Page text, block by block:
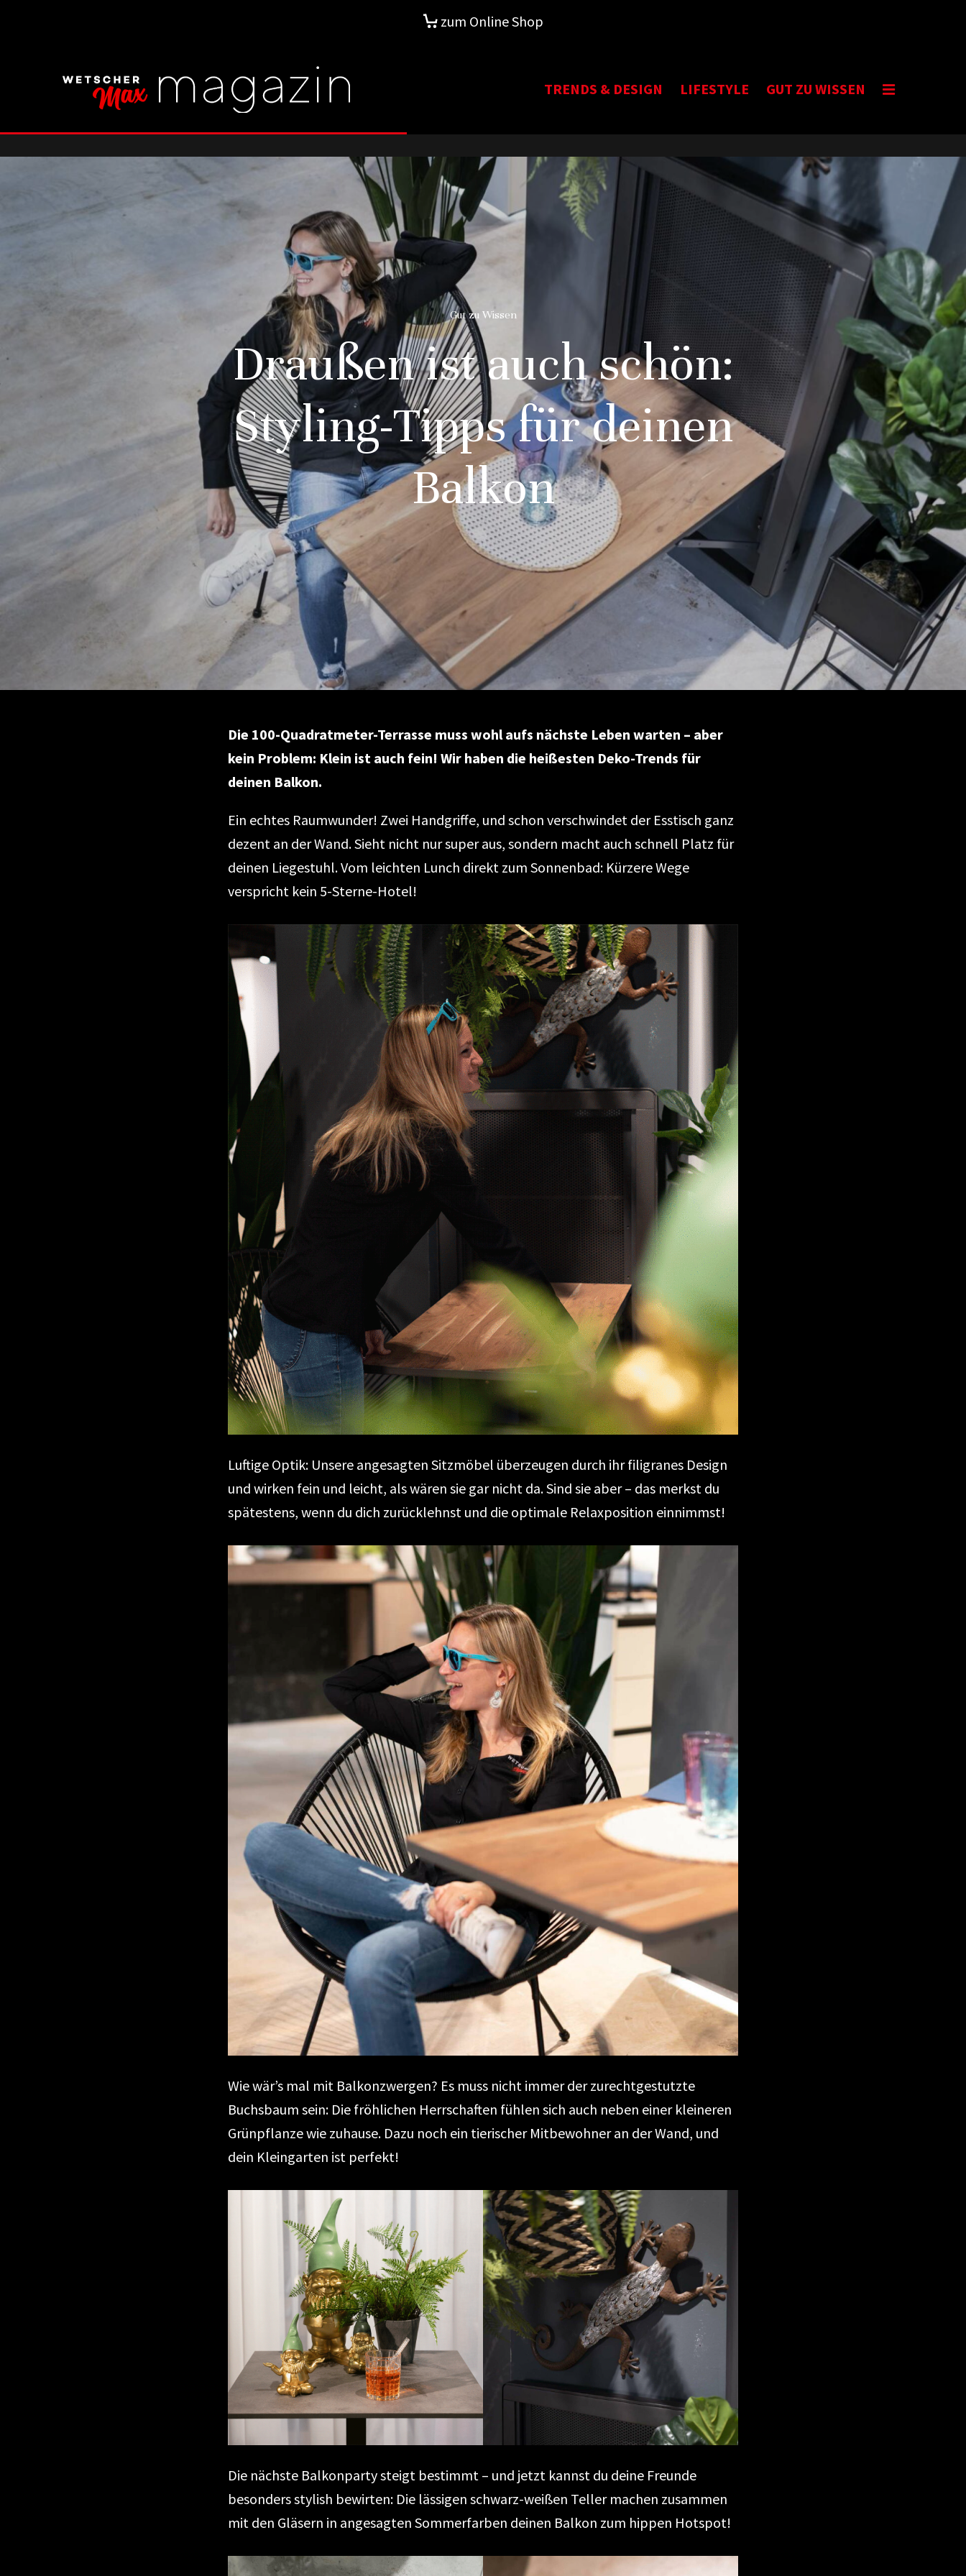
zum Online Shop
TRENDS & DESIGN LIFESTYLE GUT ZU WISSEN
Gut zu Wissen
Draußen ist auch schön:
Styling-Tipps für deinen
Balkon
Die 100-Quadratmeter-Terrasse muss wohl aufs nächste Leben warten – aber
kein Problem: Klein ist auch fein! Wir haben die heißesten Deko-Trends für
deinen Balkon.
Ein echtes Raumwunder! Zwei Handgriffe, und schon verschwindet der Esstisch ganz
dezent an der Wand. Sieht nicht nur super aus, sondern macht auch schnell Platz für
deinen Liegestuhl. Vom leichten Lunch direkt zum Sonnenbad: Kürzere Wege
verspricht kein 5-Sterne-Hotel!
Luftige Optik: Unsere angesagten Sitzmöbel überzeugen durch ihr filigranes Design
und wirken fein und leicht, als wären sie gar nicht da. Sind sie aber – das merkst du
spätestens, wenn du dich zurücklehnst und die optimale Relaxposition einnimmst!
Wie wär’s mal mit Balkonzwergen? Es muss nicht immer der zurechtgestutzte
Buchsbaum sein: Die fröhlichen Herrschaften fühlen sich auch neben einer kleineren
Grünpflanze wie zuhause. Dazu noch ein tierischer Mitbewohner an der Wand, und
dein Kleingarten ist perfekt!
Die nächste Balkonparty steigt bestimmt – und jetzt kannst du deine Freunde
besonders stylish bewirten: Die lässigen schwarz-weißen Teller machen zusammen
mit den Gläsern in angesagten Sommerfarben deinen Balkon zum hippen Hotspot!